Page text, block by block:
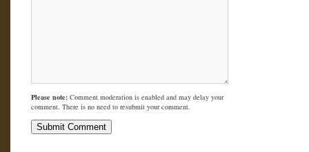
Please note: Comment moderation is enabled and may delay your
comment. There is no need to resubmit your comment.